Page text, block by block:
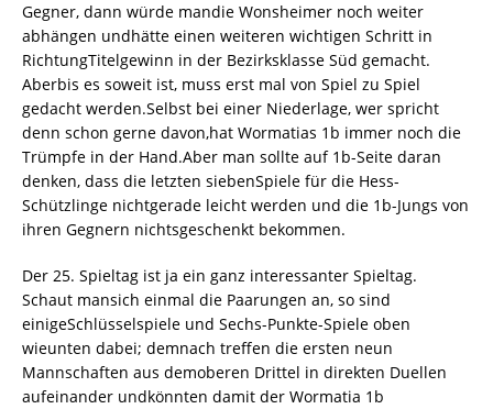
Gegner, dann würde mandie Wonsheimer noch weiter
abhängen undhätte einen weiteren wichtigen Schritt in
RichtungTitelgewinn in der Bezirksklasse Süd gemacht.
Aberbis es soweit ist, muss erst mal von Spiel zu Spiel
gedacht werden.Selbst bei einer Niederlage, wer spricht
denn schon gerne davon,hat Wormatias 1b immer noch die
Trümpfe in der Hand.Aber man sollte auf 1b-Seite daran
denken, dass die letzten siebenSpiele für die Hess-
Schützlinge nichtgerade leicht werden und die 1b-Jungs von
ihren Gegnern nichtsgeschenkt bekommen.
Der 25. Spieltag ist ja ein ganz interessanter Spieltag.
Schaut mansich einmal die Paarungen an, so sind
einigeSchlüsselspiele und Sechs-Punkte-Spiele oben
wieunten dabei; demnach treffen die ersten neun
Mannschaften aus demoberen Drittel in direkten Duellen
aufeinander undkönnten damit der Wormatia 1b